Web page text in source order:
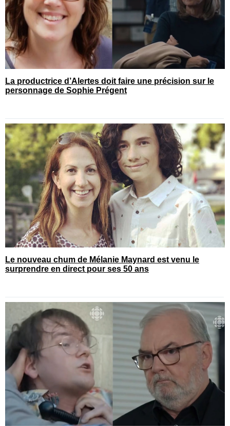
La productrice d’Alertes doit faire une précision sur le
personnage de Sophie Prégent
Le nouveau chum de Mélanie Maynard est venu le
surprendre en direct pour ses 50 ans